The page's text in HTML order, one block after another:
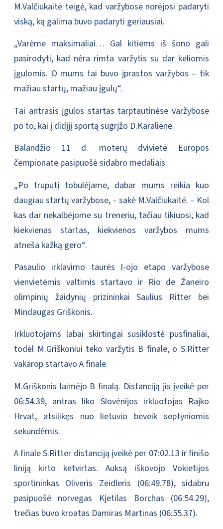
M.Valčiukaitė teigė, kad varžybose norėjosi padaryti
viską, ką galima buvo padaryti geriausiai.
„Varėme maksimaliai… Gal kitiems iš šono gali
pasirodyti, kad nėra rimta varžytis su dar keliomis
įgulomis. O mums tai buvo įprastos varžybos – tik
mažiau startų, mažiau įgulų“.
Tai antrasis įgulos startas tarptautinėse varžybose
po to, kai į didįjį sportą sugrįžo D.Karalienė.
Balandžio 11 d. moterų dvivietė Europos
čempionate pasipuošė sidabro medaliais.
„Po truputį tobulėjame, dabar mums reikia kuo
daugiau startų varžybose, – sakė M.Valčiukaitė. – Kol
kas dar nekalbėjome su treneriu, tačiau tikiuosi, kad
kiekvienas startas, kiekvienos varžybos mums
atneša kažką gero“.
Pasaulio irklavimo taurės I-ojo etapo varžybose
vienvietėmis valtimis startavo ir Rio de Žaneiro
olimpinių žaidynių prizininkai Saulius Ritter bei
Mindaugas Griškonis.
Irkluotojams labai skirtingai susiklostė pusfinaliai,
todėl M.Griškoniui teko varžytis B finale, o S.Ritter
vakarop startavo A finale.
M.Griškonis laimėjo B finalą. Distanciją jis įveikė per
06:54.39, antras liko Slovėnijos irkluotojas Rajko
Hrvat, atsilikęs nuo lietuvio beveik septyniomis
sekundėmis.
A finale S.Ritter distanciją įveikė per 07:02.13 ir finišo
liniją kirto ketvirtas. Auksą iškovojo Vokietijos
sportininkas Oliveris Zeidleris (06:49.78), sidabru
pasipuošė norvegas Kjetilas Borchas (06:54.29),
trečias buvo kroatas Damiras Martinas (06:55.37).